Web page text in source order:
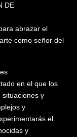
DE
abrazar el
como señor del
en el que los
y
y
el
y